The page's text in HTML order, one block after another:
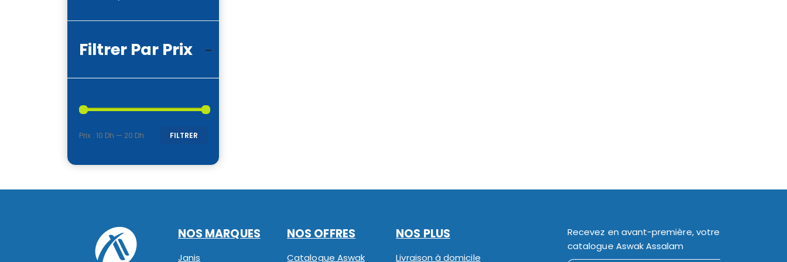
Filtrer Par Prix
FILTRER
Prix : 10 Dh — 20 Dh
NOS MARQUES
Janis
NOS OFFRES
Catalogue Aswak
NOS PLUS
Livraison à domicile
Recevez en avant-première, votre
catalogue Aswak Assalam